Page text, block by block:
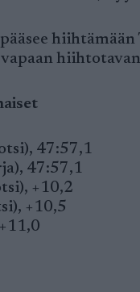
47:57,1
47:57,1
+10,2
+10,5